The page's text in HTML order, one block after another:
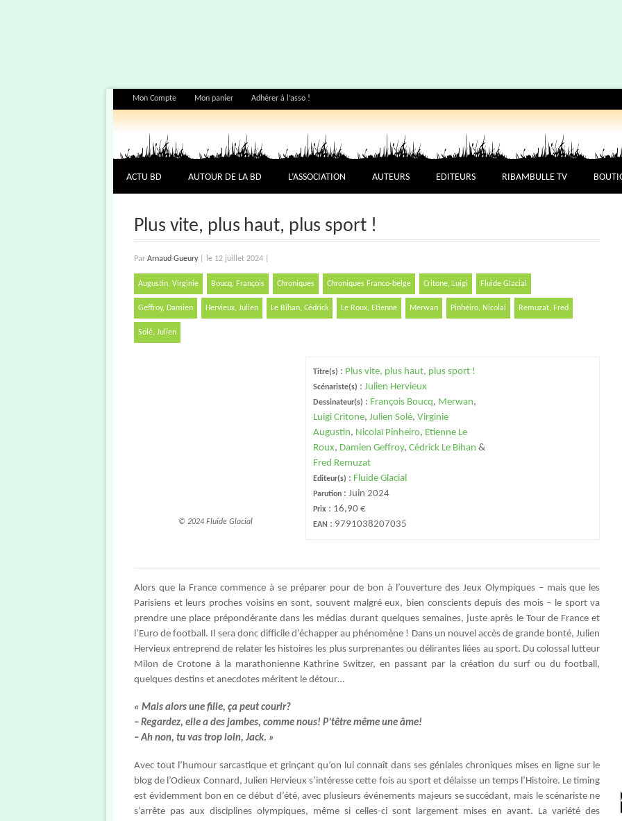
Mon Compte Mon panier Adhérer à l’asso !
ACTU BD AUTOUR DE LA BD L’ASSOCIATION AUTEURS EDITEURS RIBAMBULLE TV
Plus vite, plus haut, plus sport !
Par Arnaud Gueury le 12 juillet 2024
Augustin, Virginie Boucq, François Chroniques Chroniques Franco-belge Critone, Luigi Fluide Glacial
Geffroy, Damien Hervieux, Julien Le Bihan, Cédrick Le Roux, Etienne Merwan Pinheiro, Nicolaï Remuzat, Fred
Solé, Julien
© 2024 Fluide Glacial
Titre(s) : Plus vite, plus haut, plus sport !
Scénariste(s) : Julien Hervieux
Dessinateur(s) : François Boucq, Merwan,
Luigi Critone, Julien Solé, Virginie
Augustin, Nicolaï Pinheiro, Etienne Le
Roux, Damien Geffroy, Cédrick Le Bihan &
Fred Remuzat
Editeur(s) : Fluide Glacial
Parution: Juin 2024
Prix: 16,90 €
EAN: 9791038207035
Alors que la France commence à se préparer pour de bon à l’ouverture des Jeux Olympiques – mais que les
Parisiens et leurs proches voisins en sont, souvent malgré eux, bien conscients depuis des mois – le sport va
prendre une place prépondérante dans les médias durant quelques semaines, juste après le Tour de France et
l’Euro de football. Il sera donc difficile d’échapper au phénomène ! Dans un nouvel accès de grande bonté, Julien
Hervieux entreprend de relater les histoires les plus surprenantes ou délirantes liées au sport. Du colossal lutteur
Milon de Crotone à la marathonienne Kathrine Switzer, en passant par la création du surf ou du football,
quelques destins et anecdotes méritent le détour…
« Mais alors une fille, ça peut courir?
– Regardez, elle a des jambes, comme nous! P’têtre même une âme!
– Ah non, tu vas trop loin, Jack. »
Avec tout l’humour sarcastique et grinçant qu’on lui connaît dans ses géniales chroniques mises en ligne sur le
blog de l’Odieux Connard, Julien Hervieux s’intéresse cette fois au sport et délaisse un temps l’Histoire. Le timing
est évidemment bon en ce début d’été, avec plusieurs événements majeurs se succédant, mais le scénariste ne
s’arrête pas aux disciplines olympiques, même si celles-ci sont largement mises en avant. La variété des